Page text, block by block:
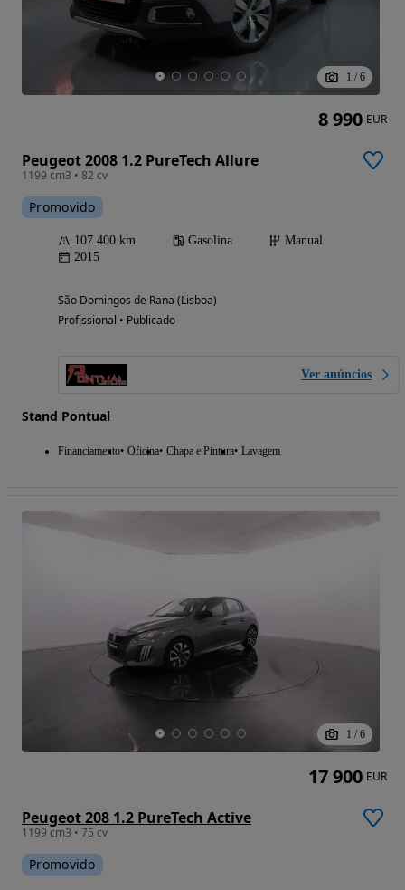
1 / 6
Peugeot 2008 1.2 PureTech Allure
1199 cm3 • 82 cv
Promovido
107 400 km Gasolina
Manual
2015
São Domingos de Rana (Lisboa)
Profissional • Publicado
Ver anúncios
Stand Pontual
Financiamento Oficina Chapa e Pintura Lavagem
8 990 EUR
1 / 6
Peugeot 208 1.2 PureTech Active
1199 cm3 • 75 cv
Promovido
17 900 EUR